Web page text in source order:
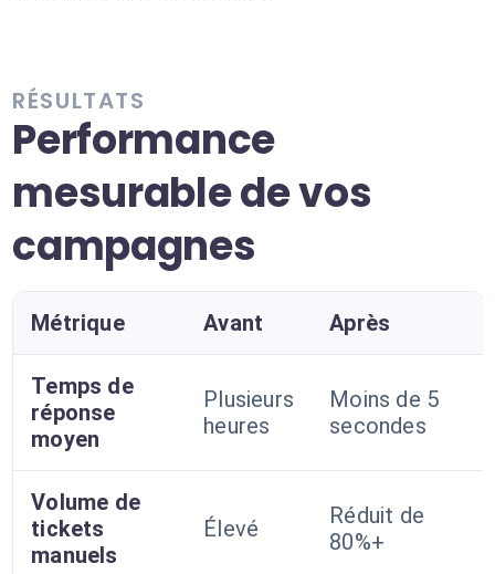
RÉSULTATS
Performance
mesurable de vos
campagnes
Métrique Avant Après
Temps de
réponse
moyen
Plusieurs
heures
Moins de 5
secondes
Volume de
tickets
manuels
Élevé
Réduit de
80%+